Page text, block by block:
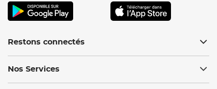
Restons connectés
Nos Services